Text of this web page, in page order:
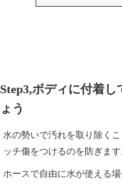
Step3,ボディに付着し
ょう
水の勢いで汚れを取り除く
ッチ傷をつけるのを防ぎます
ホースで自由に水が使える